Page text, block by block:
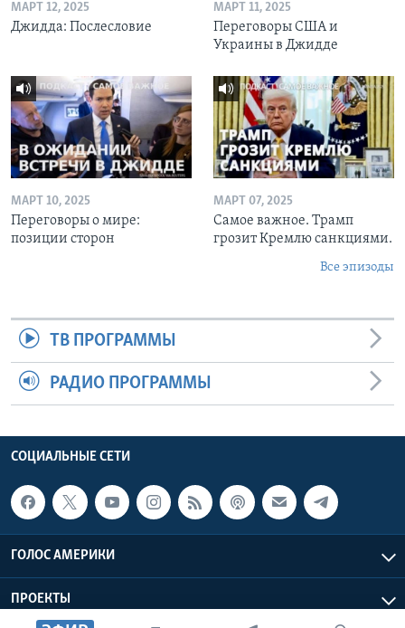
МАРТ 12, 2025
Джидда: Послесловие
МАРТ 11, 2025
Переговоры США и
Украины в Джидде
МАРТ 10, 2025
Переговоры о мире:
позиции сторон
МАРТ 07, 2025
Самое важное. Трамп
грозит Кремлю санкциями.
Все эпизоды
ТВ ПРОГРАММЫ
РАДИО ПРОГРАММЫ
СОЦИАЛЬНЫЕ СЕТИ
ГОЛОС АМЕРИКИ
ПРОЕКТЫ